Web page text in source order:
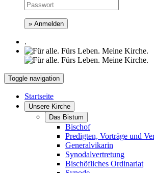
» Anmelden
.
Toggle navigation
Startseite
Unsere Kirche
Das Bistum
Bischof
Predigten, Vorträge und
Generalvikarin
Synodalvertretung
Bischöfliches Ordinariat